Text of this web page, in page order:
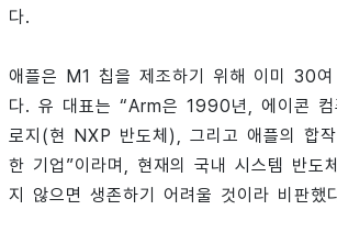
다.
애플은 M1 칩을 제조하기 위해 이미 30
다. 유 대표는 “Arm은 1990년, 에이콘
로지(현 NXP 반도체), 그리고 애플의 합
한 기업”이라며, 현재의 국내 시스템 반도
지 않으면 생존하기 어려울 것이라 비판했